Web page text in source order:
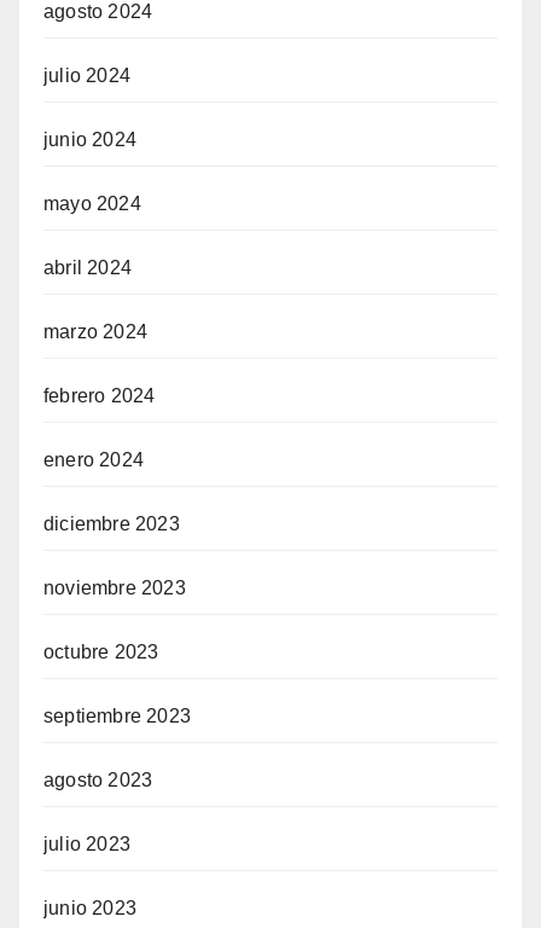
agosto 2024
julio 2024
junio 2024
mayo 2024
abril 2024
marzo 2024
febrero 2024
enero 2024
diciembre 2023
noviembre 2023
octubre 2023
septiembre 2023
agosto 2023
julio 2023
junio 2023